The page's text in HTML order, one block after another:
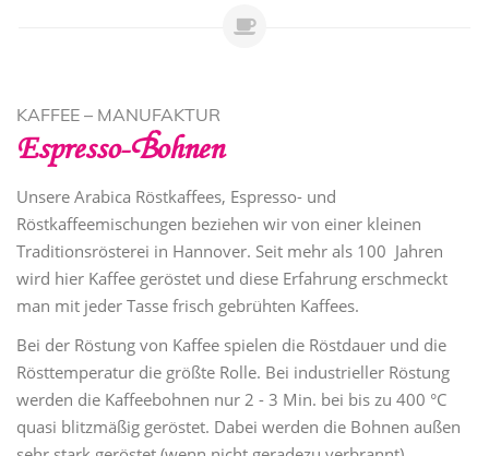
KAFFEE – MANUFAKTUR
Espresso- Bohnen
Unsere Arabica Röstkaffees, Espresso- und
Röstkaffeemischungen beziehen wir von einer kleinen
Traditionsrösterei in Hannover. Seit mehr als 100 Jahren
wird hier Kaffee geröstet und diese Erfahrung erschmeckt
man mit jeder Tasse frisch gebrühten Kaffees.
Bei der Röstung von Kaffee spielen die Röstdauer und die
Rösttemperatur die größte Rolle. Bei industrieller Röstung
werden die Kaffeebohnen nur 2 - 3 Min. bei bis zu 400 °C
quasi blitzmäßig geröstet. Dabei werden die Bohnen außen